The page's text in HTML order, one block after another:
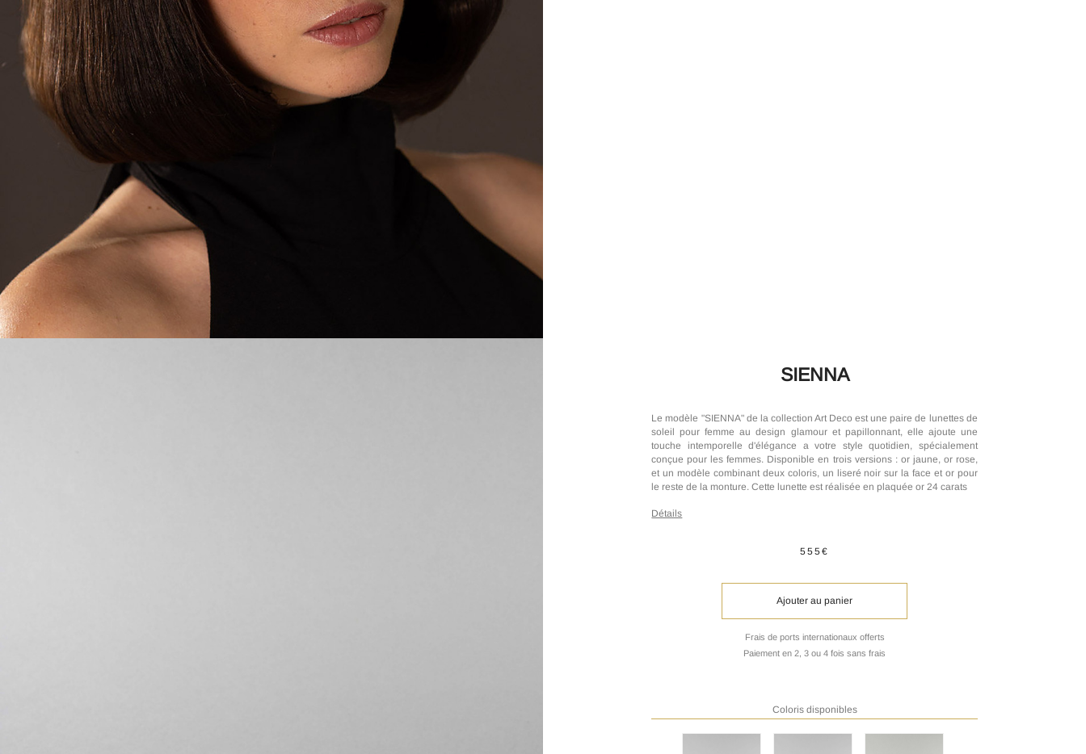
SIENNA
Le modèle "SIENNA" de la collection Art Deco est une paire de lunettes de
soleil pour femme au design glamour et papillonnant, elle ajoute une
touche intemporelle d'élégance a votre style quotidien, spécialement
conçue pour les femmes. Disponible en trois versions : or jaune, or rose,
et un modèle combinant deux coloris, un liseré noir sur la face et or pour
le reste de la monture. Cette lunette est réalisée en plaquée or 24 carats
Détails
555€
Ajouter au panier
Frais de ports internationaux offerts
Paiement en 2, 3 ou 4 fois sans frais
Coloris disponibles